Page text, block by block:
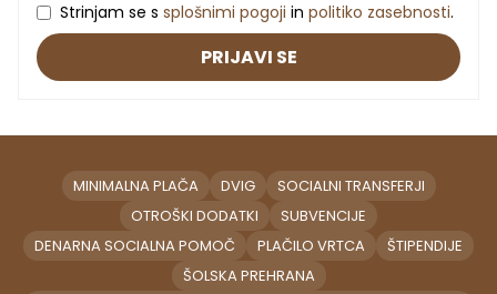
Strinjam se s splošnimi pogoji in politiko zasebnosti.
PRIJAVI SE
MINIMALNA PLAČA DVIG
SOCIALNI TRANSFERJI
OTROŠKI DODATKI
SUBVENCIJE
DENARNA SOCIALNA POMOČ
PLAČILO VRTCA
ŠTIPENDIJE
ŠOLSKA PREHRANA